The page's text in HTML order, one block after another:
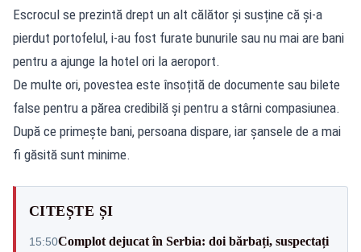
Escrocul se prezintă drept un alt călător și susține că și-a
pierdut portofelul, i-au fost furate bunurile sau nu mai are bani
pentru a ajunge la hotel ori la aeroport.
De multe ori, povestea este însoțită de documente sau bilete
false pentru a părea credibilă și pentru a stârni compasiunea.
După ce primește bani, persoana dispare, iar șansele de a mai
fi găsită sunt minime.
CITEȘTE ȘI
15:50Complot dejucat în Serbia: doi bărbați, suspectați